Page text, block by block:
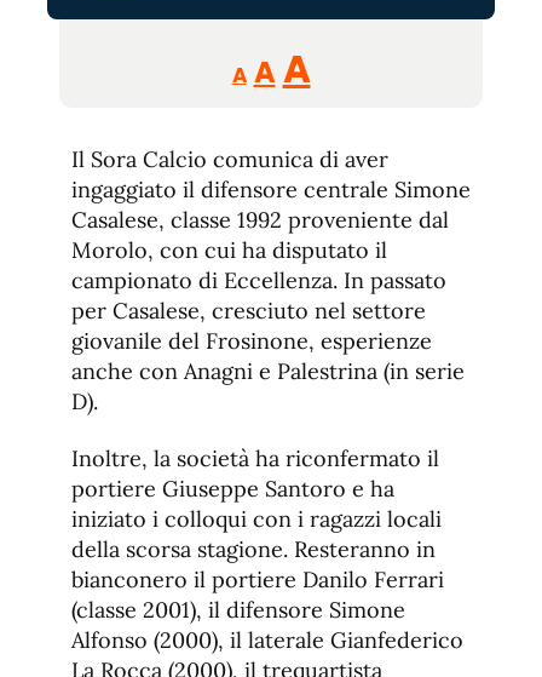
A
Reducir
tamaño
A Restablecer
de
fuente
AAumentar
de
fuente.
Il Sora Calcio comunica di aver
ingaggiato il difensore centrale Simone
Casalese, classe 1992 proveniente dal
Morolo, con cui ha disputato il
campionato di Eccellenza. In passato
per Casalese, cresciuto nel settore
giovanile del Frosinone, esperienze
anche con Anagni e Palestrina (in serie
D).
Inoltre, la società ha riconfermato il
portiere Giuseppe Santoro e ha
iniziato i colloqui con i ragazzi locali
della scorsa stagione. Resteranno in
bianconero il portiere Danilo Ferrari
(classe 2001), il difensore Simone
Alfonso (2000), il laterale Gianfederico
La Rocca (2000), il trequartista